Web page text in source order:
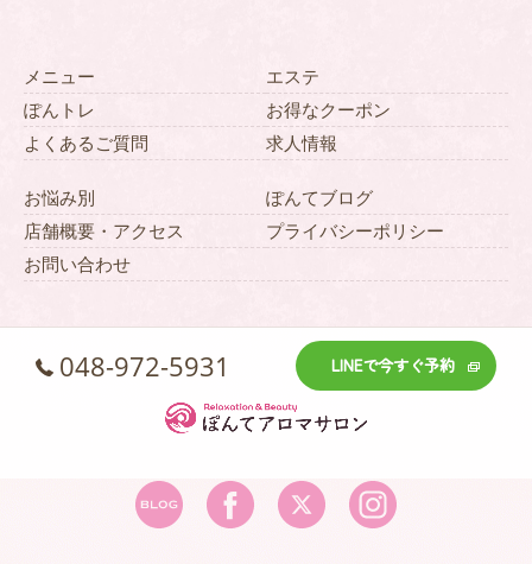
メニュー
エステ
ぽんトレ
お得なクーポン
よくあるご質問
求人情報
お悩み別
ぽんてブログ
店舗概要・アクセス
プライバシーポリシー
お問い合わせ
048-972-5931 LINEで今すぐ予約